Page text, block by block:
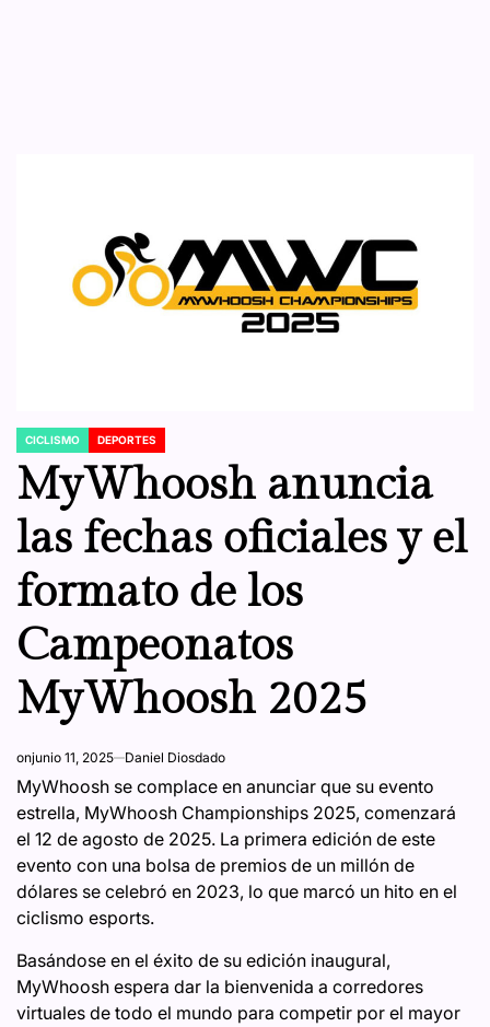
POSTED
IN
CICLISMO DEPORTES
MyWhoosh anuncia
las fechas oficiales y el
formato de los
Campeonatos
MyWhoosh 2025
onjunio 11, 2025 Daniel Diosdado
MyWhoosh se complace en anunciar que su evento
estrella, MyWhoosh Championships 2025, comenzará
el 12 de agosto de 2025. La primera edición de este
evento con una bolsa de premios de un millón de
dólares se celebró en 2023, lo que marcó un hito en el
ciclismo esports.
Basándose en el éxito de su edición inaugural,
MyWhoosh espera dar la bienvenida a corredores
virtuales de todo el mundo para competir por el mayor